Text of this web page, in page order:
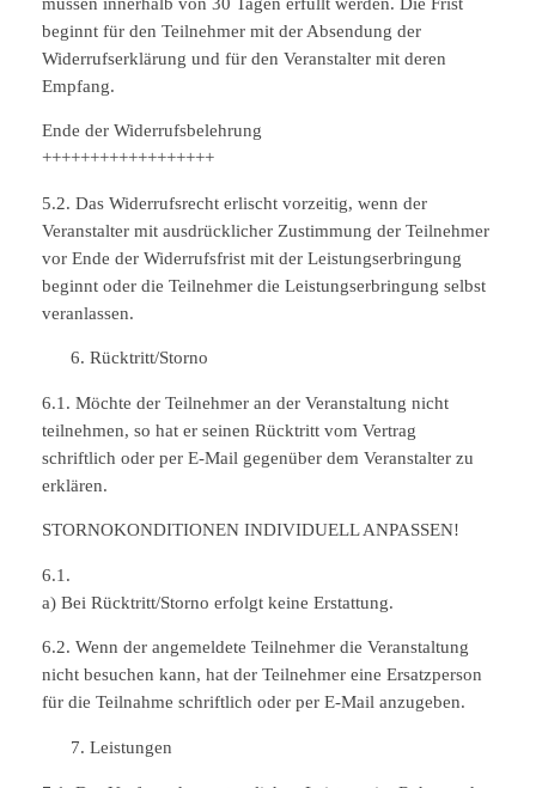
beginnt für den Teilnehmer mit der Absendung der
Widerrufserklärung und für den Veranstalter mit deren
Empfang.
Ende der Widerrufsbelehrung
++++++++++++++++++
5.2. Das Widerrufsrecht erlischt vorzeitig, wenn der
Veranstalter mit ausdrücklicher Zustimmung der Teilnehmer
vor Ende der Widerrufsfrist mit der Leistungserbringung
beginnt oder die Teilnehmer die Leistungserbringung selbst
veranlassen.
Rücktritt/Storno
6.1. Möchte der Teilnehmer an der Veranstaltung nicht
teilnehmen, so hat er seinen Rücktritt vom Vertrag
schriftlich oder per E-Mail gegenüber dem Veranstalter zu
erklären.
STORNOKONDITIONEN INDIVIDUELL ANPASSEN!
6.1.
a) Bei Rücktritt/Storno erfolgt keine Erstattung.
6.2. Wenn der angemeldete Teilnehmer die Veranstaltung
nicht besuchen kann, hat der Teilnehmer eine Ersatzperson
für die Teilnahme schriftlich oder per E-Mail anzugeben.
Leistungen